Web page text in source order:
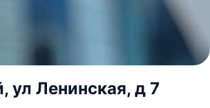
ул Ленинская, д 7